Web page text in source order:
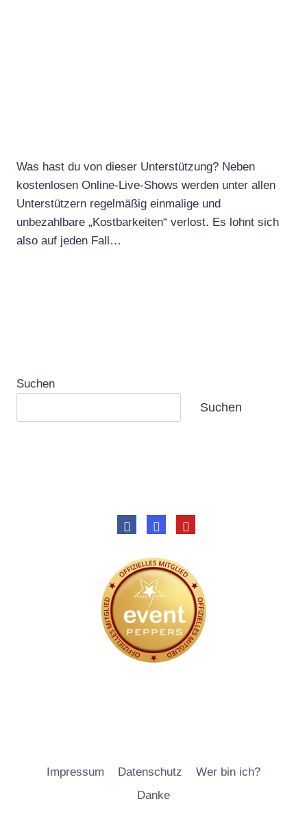
Was hast du von dieser Unterstützung? Neben
kostenlosen Online-Live-Shows werden unter allen
Unterstützern regelmäßig einmalige und
unbezahlbare „Kostbarkeiten“ verlost. Es lohnt sich
also auf jeden Fall…
Suchen
Suchen
Impressum Datenschutz
Wer bin ich?
Danke